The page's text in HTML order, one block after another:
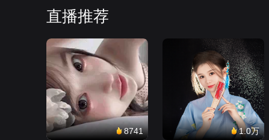
直播推荐
8741 1.0万